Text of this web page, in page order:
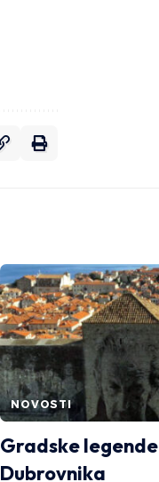
NOVOSTI
Gradske legende
Dubrovnika